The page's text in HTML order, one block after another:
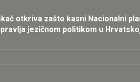
otkriva zašto kasni Nacionalni
jezičnom politikom u